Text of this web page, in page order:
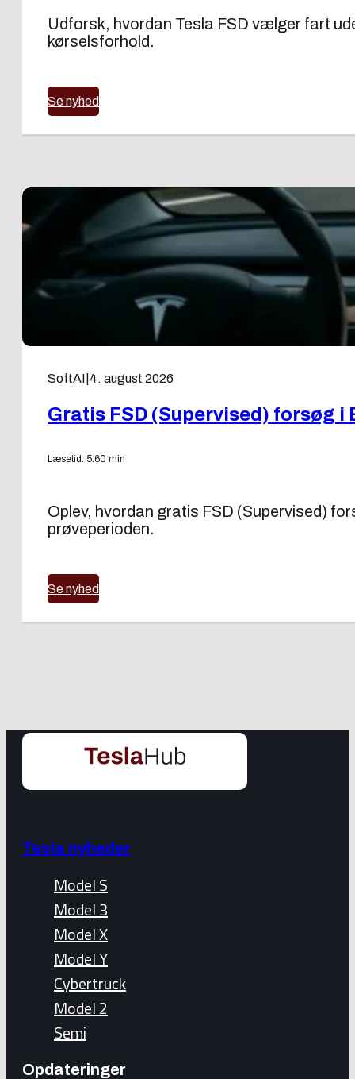
Udforsk, hvordan Tesla FSD vælger fart
kørselsforhold.
Se nyhed
SoftAI 4. august 2026
Gratis FSD (Supervised) forsøg i
Læsetid: 5:60 min
Oplev, hvordan gratis FSD (Supervised)
prøveperioden.
Se nyhed
Tesla nyheder
Model S
Model 3
Model X
Model Y
Cybertruck
Model 2
Semi
Opdateringer